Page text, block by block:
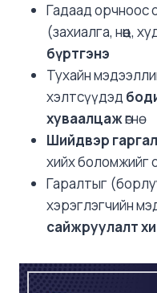
Гадаад орчноос
(захиалга, нөөц,
бүртгэнэ
Тухайн
хэлтсүүдэд
хуваалцажөгнө
Шийдвэр
хийх боломжийг
Гаралтыг
хэрэглэгчийн
сайжруулалт